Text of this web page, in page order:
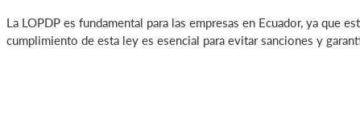
La LOPDP es fundamental para las empresas en Ecuador, ya que
cumplimiento de esta ley es esencial para evitar sanciones y